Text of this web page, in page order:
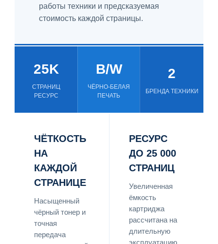
работы техники и предсказуемая
стоимость каждой страницы.
25K
СТРАНИЦ
РЕСУРС
B/W
ЧЁРНО-БЕЛАЯ
ПЕЧАТЬ
2
БРЕНДА ТЕХНИКИ
ЧЁТКОСТЬ
НА
КАЖДОЙ
СТРАНИЦЕ
Насыщенный
чёрный тонер и
точная
передача
РЕСУРС
ДО 25 000
СТРАНИЦ
Увеличенная
ёмкость
картриджа
рассчитана на
длительную
эксплуатацию